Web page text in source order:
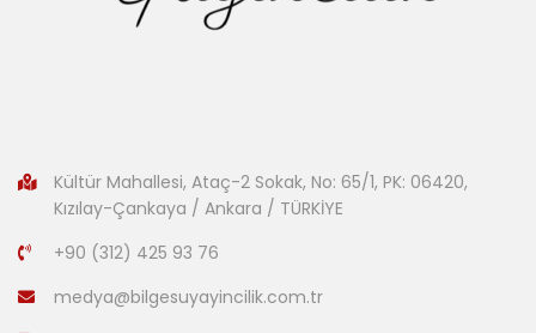
Kültür Mahallesi, Ataç-2 Sokak, No: 65/1, PK: 06420,
Kızılay-Çankaya / Ankara / TÜRKİYE
+90 (312) 425 93 76
medya@bilgesuyayincilik.com.tr